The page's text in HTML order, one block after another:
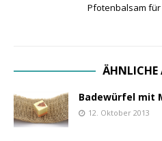
Pfotenbalsam
ÄHNLICHE
Badewürfel mit
12. Oktober 2013